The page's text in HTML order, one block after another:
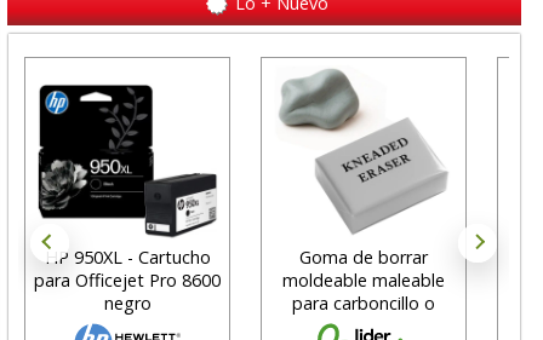
HP 950XL - Cartucho
para Officejet Pro 8600
negro
Goma de borrar
moldeable maleable
para carboncillo o
grafito